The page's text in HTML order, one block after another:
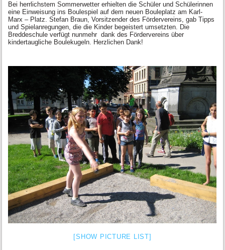
Bei herrlichstem Sommerwetter erhielten die Schüler und Schülerinnen
eine Einweisung ins Boulespiel auf dem neuen Bouleplatz am Karl-
Marx – Platz. Stefan Braun, Vorsitzender des Fördervereins, gab Tipps
und Spielanregungen, die die Kinder begeistert umsetzten. Die
Breddeschule verfügt nunmehr dank des Fördervereins über
kindertaugliche Boulekugeln. Herzlichen Dank!
[SHOW PICTURE LIST]